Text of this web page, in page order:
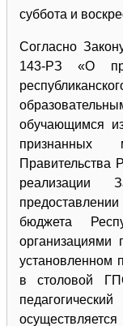
суббота и
Согласно
143-РЗ «О
обучающимся
признанных
Правительства
реализации
бюджета
установленном
в столовой